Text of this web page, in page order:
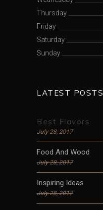
Thursday
Friday
Saturday
Sunday
LATEST POSTS
Best Flavors
July 28, 2017
Food And Wood
July 28, 2017
Inspiring Ideas
July 28, 2017